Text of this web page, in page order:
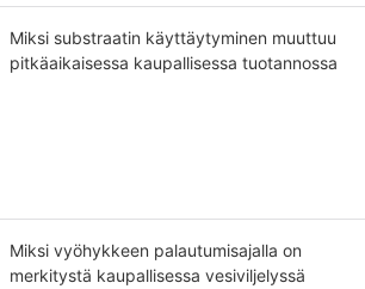
Miksi substraatin käyttäytyminen muuttuu
pitkäaikaisessa kaupallisessa tuotannossa
Miksi vyöhykkeen palautumisajalla on
merkitystä kaupallisessa vesiviljelyssä